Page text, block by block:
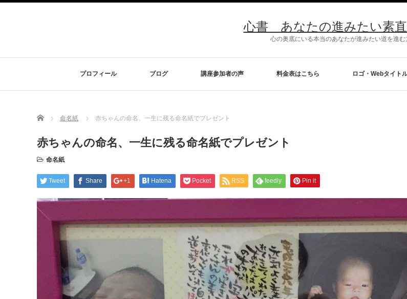
心書 あなたの進みたい素
心の奥底にいる本当のあなたが進みたい道を進む
プロフィール ブログ 講座参加者の声 料金表はこちら ロゴ・Webタイト
Home 命名紙 赤ちゃんの命名、一生に残る命名紙でプレゼント
赤ちゃんの命名、一生に残る命名紙でプレゼント
命名紙
Tweet Share +1 Hatena Pocket RSS feedly Pin it